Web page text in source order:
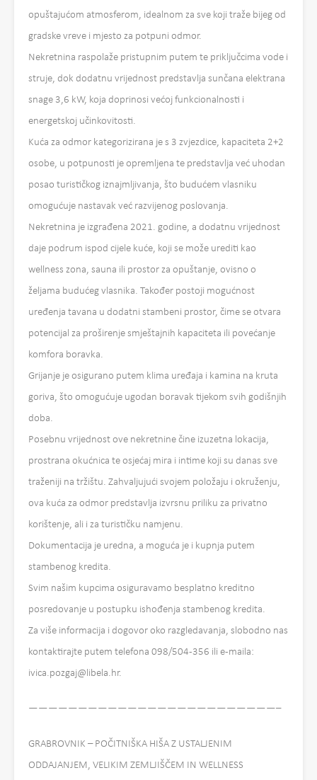
opuštajućom atmosferom, idealnom za sve koji traže bijeg od
gradske vreve i mjesto za potpuni odmor.
Nekretnina raspolaže pristupnim putem te priključcima vode i
struje, dok dodatnu vrijednost predstavlja sunčana elektrana
snage 3,6 kW, koja doprinosi većoj funkcionalnosti i
energetskoj učinkovitosti.
Kuća za odmor kategorizirana je s 3 zvjezdice, kapaciteta 2+2
osobe, u potpunosti je opremljena te predstavlja već uhodan
posao turističkog iznajmljivanja, što budućem vlasniku
omogućuje nastavak već razvijenog poslovanja.
Nekretnina je izgrađena 2021. godine, a dodatnu vrijednost
daje podrum ispod cijele kuće, koji se može urediti kao
wellness zona, sauna ili prostor za opuštanje, ovisno o
željama budućeg vlasnika. Također postoji mogućnost
uređenja tavana u dodatni stambeni prostor, čime se otvara
potencijal za proširenje smještajnih kapaciteta ili povećanje
komfora boravka.
Grijanje je osigurano putem klima uređaja i kamina na kruta
goriva, što omogućuje ugodan boravak tijekom svih godišnjih
doba.
Posebnu vrijednost ove nekretnine čine izuzetna lokacija,
prostrana okućnica te osjećaj mira i intime koji su danas sve
traženiji na tržištu. Zahvaljujući svojem položaju i okruženju,
ova kuća za odmor predstavlja izvrsnu priliku za privatno
korištenje, ali i za turističku namjenu.
Dokumentacija je uredna, a moguća je i kupnja putem
stambenog kredita.
Svim našim kupcima osiguravamo besplatno kreditno
posredovanje u postupku ishođenja stambenog kredita.
Za više informacija i dogovor oko razgledavanja, slobodno nas
kontaktirajte putem telefona 098/504-356 ili e-maila:
ivica.pozgaj@libela.hr.
—————————————————————————–
GRABROVNIK – POČITNIŠKA HIŠA Z USTALJENIM
ODDAJANJEM, VELIKIM ZEMLJIŠČEM IN WELLNESS